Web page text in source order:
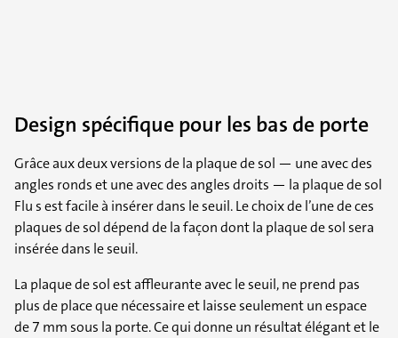
Design spécifique pour les bas de porte
Grâce aux deux versions de la plaque de sol — une avec des
angles ronds et une avec des angles droits — la plaque de sol
Flu s est facile à insérer dans le seuil. Le choix de l’une de ces
plaques de sol dépend de la façon dont la plaque de sol sera
insérée dans le seuil.
La plaque de sol est affleurante avec le seuil, ne prend pas
plus de place que nécessaire et laisse seulement un espace
de 7 mm sous la porte. Ce qui donne un résultat élégant et le